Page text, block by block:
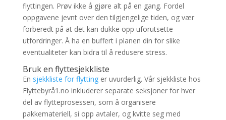
flyttingen. Prøv ikke å gjøre alt på en gang. Fordel
oppgavene jevnt over den tilgjengelige tiden, og vær
forberedt på at det kan dukke opp uforutsette
utfordringer. Å ha en buffert i planen din for slike
eventualiteter kan bidra til å redusere stress.
Bruk en flyttesjekkliste
En sjekkliste for flyttinger uvurderlig. Vår sjekkliste hos
Flyttebyrå1.no inkluderer separate seksjoner for hver
del av flytteprosessen, som å organisere
pakkemateriell, si opp avtaler, og kvitte seg med